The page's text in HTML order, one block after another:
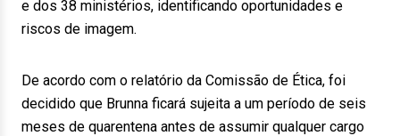
e dos 38 ministérios, identificando oportunidades e
riscos de imagem.
De acordo com o relatório da Comissão de Ética, foi
decidido que Brunna ficará sujeita a um período de seis
meses de quarentena antes de assumir qualquer cargo